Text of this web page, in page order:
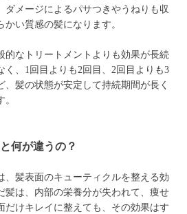
ダメージによるパサつきやうねりも収
い質感の髪になります。
的なトリートメントよりも効果が長続
く、1回目よりも2回目、2回目よりも3
、髪の状態が安定して持続期間が長く
何が違うの？
、髪表面のキューティクルを整える効
髪は、内部の栄養分が失われて、痩せ
だけキレイに整えても、その効果はす